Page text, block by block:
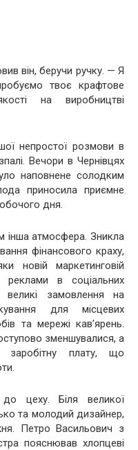
він, беручи ручку. — Я
твоє крафтове
на виробництві
непростої розмови в
Вечори в Чернівцях
наповнене солодким
приносила приємне
дня.
інша атмосфера. Зникла
фінансового краху,
новій маркетинговій
реклами в соціальних
замовлення на
для місцевих
та мережі кав’ярень.
зменшувалися, а
заробітну плату, що
цеху. Біля великої
та молодий дизайнер,
Петро Васильович з
пояснював хлопцеві